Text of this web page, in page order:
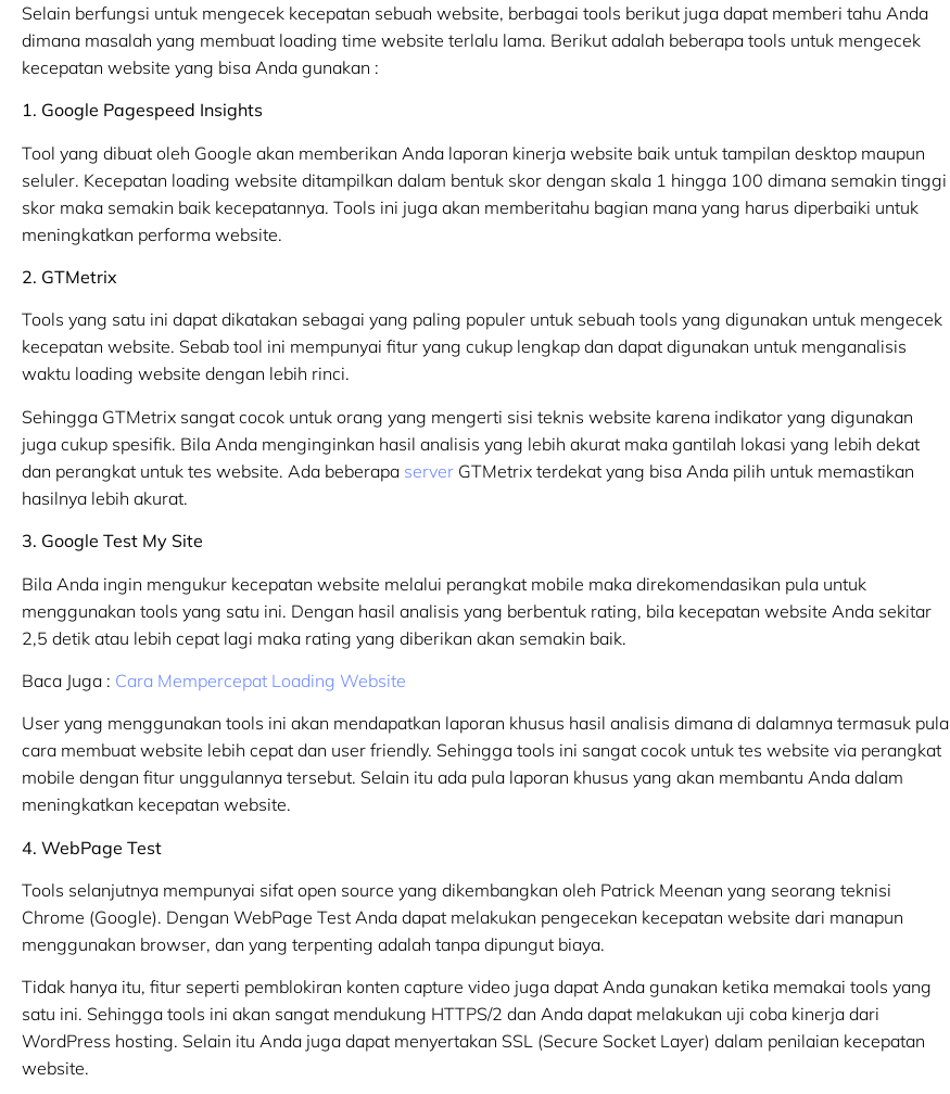
Selain berfungsi untuk mengecek kecepatan sebuah website, berbagai tools berikut juga dapat memberi tahu Anda
dimana masalah yang membuat loading time website terlalu lama. Berikut adalah beberapa tools untuk mengecek
kecepatan website yang bisa Anda gunakan :
1. Google Pagespeed Insights
Tool yang dibuat oleh Google akan memberikan Anda laporan kinerja website baik untuk tampilan desktop maupun
seluler. Kecepatan loading website ditampilkan dalam bentuk skor dengan skala 1 hingga 100 dimana semakin tinggi
skor maka semakin baik kecepatannya. Tools ini juga akan memberitahu bagian mana yang harus diperbaiki untuk
meningkatkan performa website.
2. GTMetrix
Tools yang satu ini dapat dikatakan sebagai yang paling populer untuk sebuah tools yang digunakan untuk mengecek
kecepatan website. Sebab tool ini mempunyai fitur yang cukup lengkap dan dapat digunakan untuk menganalisis
waktu loading website dengan lebih rinci.
Sehingga GTMetrix sangat cocok untuk orang yang mengerti sisi teknis website karena indikator yang digunakan
juga cukup spesifik. Bila Anda menginginkan hasil analisis yang lebih akurat maka gantilah lokasi yang lebih dekat
dan perangkat untuk tes website. Ada beberapa server GTMetrix terdekat yang bisa Anda pilih untuk memastikan
hasilnya lebih akurat.
3. Google Test My Site
Bila Anda ingin mengukur kecepatan website melalui perangkat mobile maka direkomendasikan pula untuk
menggunakan tools yang satu ini. Dengan hasil analisis yang berbentuk rating, bila kecepatan website Anda sekitar
2,5 detik atau lebih cepat lagi maka rating yang diberikan akan semakin baik.
Baca Juga : Cara Mempercepat Loading Website
User yang menggunakan tools ini akan mendapatkan laporan khusus hasil analisis dimana di dalamnya termasuk pula
cara membuat website lebih cepat dan user friendly. Sehingga tools ini sangat cocok untuk tes website via perangkat
mobile dengan fitur unggulannya tersebut. Selain itu ada pula laporan khusus yang akan membantu Anda dalam
meningkatkan kecepatan website.
4. WebPage Test
Tools selanjutnya mempunyai sifat open source yang dikembangkan oleh Patrick Meenan yang seorang teknisi
Chrome (Google). Dengan WebPage Test Anda dapat melakukan pengecekan kecepatan website dari manapun
menggunakan browser, dan yang terpenting adalah tanpa dipungut biaya.
Tidak hanya itu, fitur seperti pemblokiran konten capture video juga dapat Anda gunakan ketika memakai tools yang
satu ini. Sehingga tools ini akan sangat mendukung HTTPS/2 dan Anda dapat melakukan uji coba kinerja dari
WordPress hosting. Selain itu Anda juga dapat menyertakan SSL (Secure Socket Layer) dalam penilaian kecepatan
website.